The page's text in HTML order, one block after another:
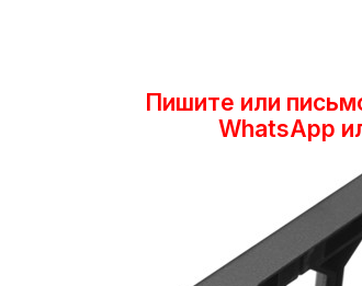
Пишите или
WhatsApp